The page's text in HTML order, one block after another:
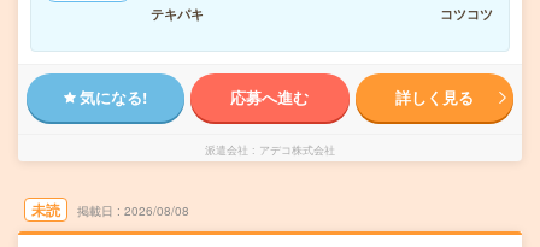
テキパキ
コツコツ
気になる! 応募へ進む 詳しく見る
派遣会社 アデコ株式会社
未読 掲載日 2026/08/08